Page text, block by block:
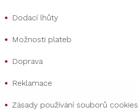
Dodací lhůty
Možnosti plateb
Doprava
Reklamace
Zásady používání souborů cookies